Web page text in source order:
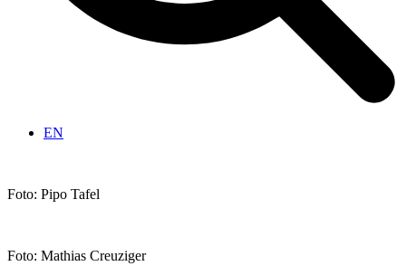
EN
Foto: Pipo Tafel
Foto: Mathias Creuziger